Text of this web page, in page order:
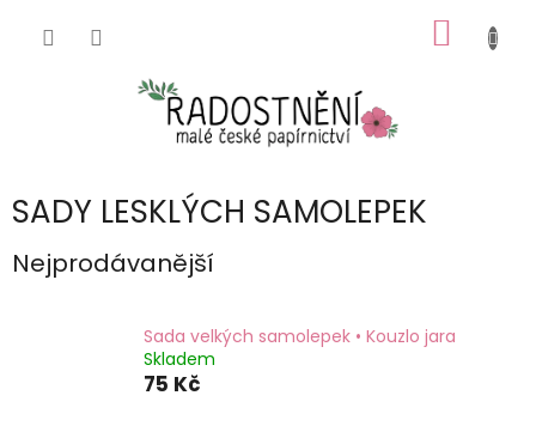
KOŠÍK
SADY LESKLÝCH SAMOLEPEK
Nejprodávanější
Sada velkých samolepek • Kouzlo jara
Skladem
75 Kč